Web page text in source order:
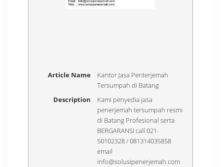
Article Name
Kantor Jasa Penterjemah
Tersumpah di Batang
Description
Kami penyedia jasa
penerjemah tersumpah resmi
di Batang Profesional serta
BERGARANSI call 021-
50102328 / 081314035858
email
info@solusipenerjemah.com